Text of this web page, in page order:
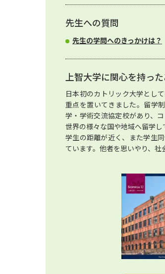
先生への質問
先生の学問へのきっかけは？
上智大学に関心を持っ
日本初のカトリック大学とし
重点を置いてきました。留学
学・学術交流協定校があり、
世界の様々な国や地域へ留学
学生の距離が近く、また学生
ています。他者を思いやり、社